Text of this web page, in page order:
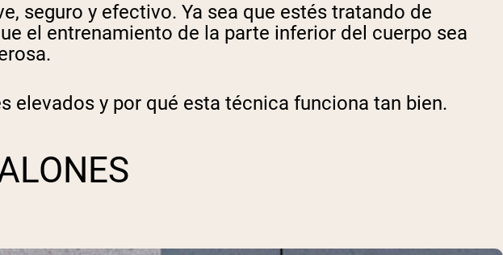
seguro y efectivo. Ya sea que estés tratando de
el entrenamiento de la parte inferior del cuerpo sea
elevados y por qué esta técnica funciona tan bien.